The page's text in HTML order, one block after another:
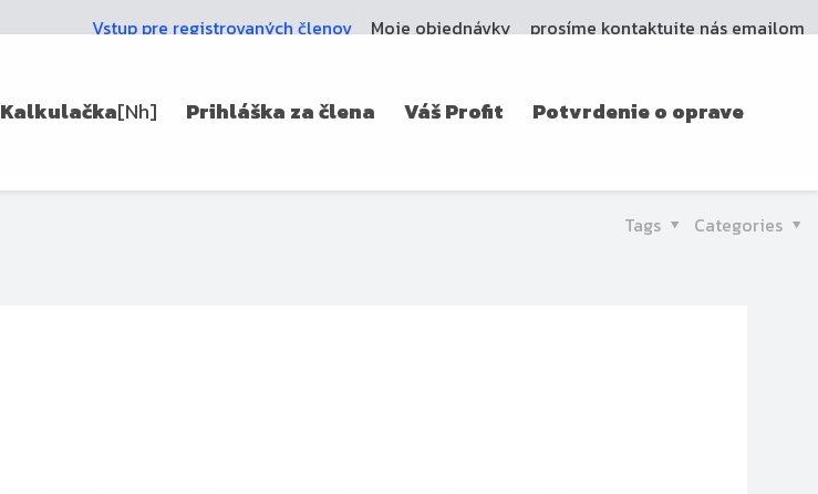
Vstup pre registrovaných členov Moje objednávky prosíme kontaktujte nás emailom
Kalkulačka[Nh] Prihláška za člena Váš Profit Potvrdenie o oprave
Categories
Tags